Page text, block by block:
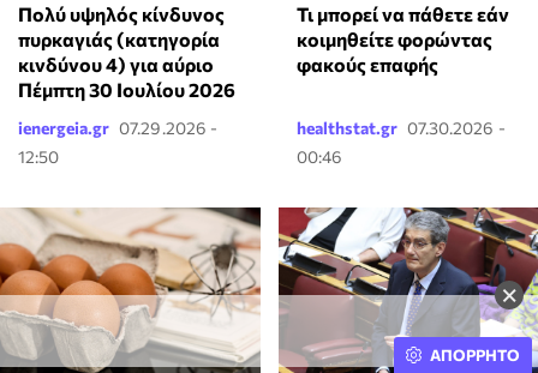
×
Πολύ υψηλός κίνδυνος
πυρκαγιάς (κατηγορία
κινδύνου 4) για αύριο
Πέμπτη 30 Ιουλίου 2026
ienergeia.gr 07.29.2026 -
12:50
Τι μπορεί να πάθετε εάν
κοιμηθείτε φορώντας
φακούς επαφής
healthstat.gr 07.30.2026 -
00:46
ΑΠΟΡΡΗΤΟ